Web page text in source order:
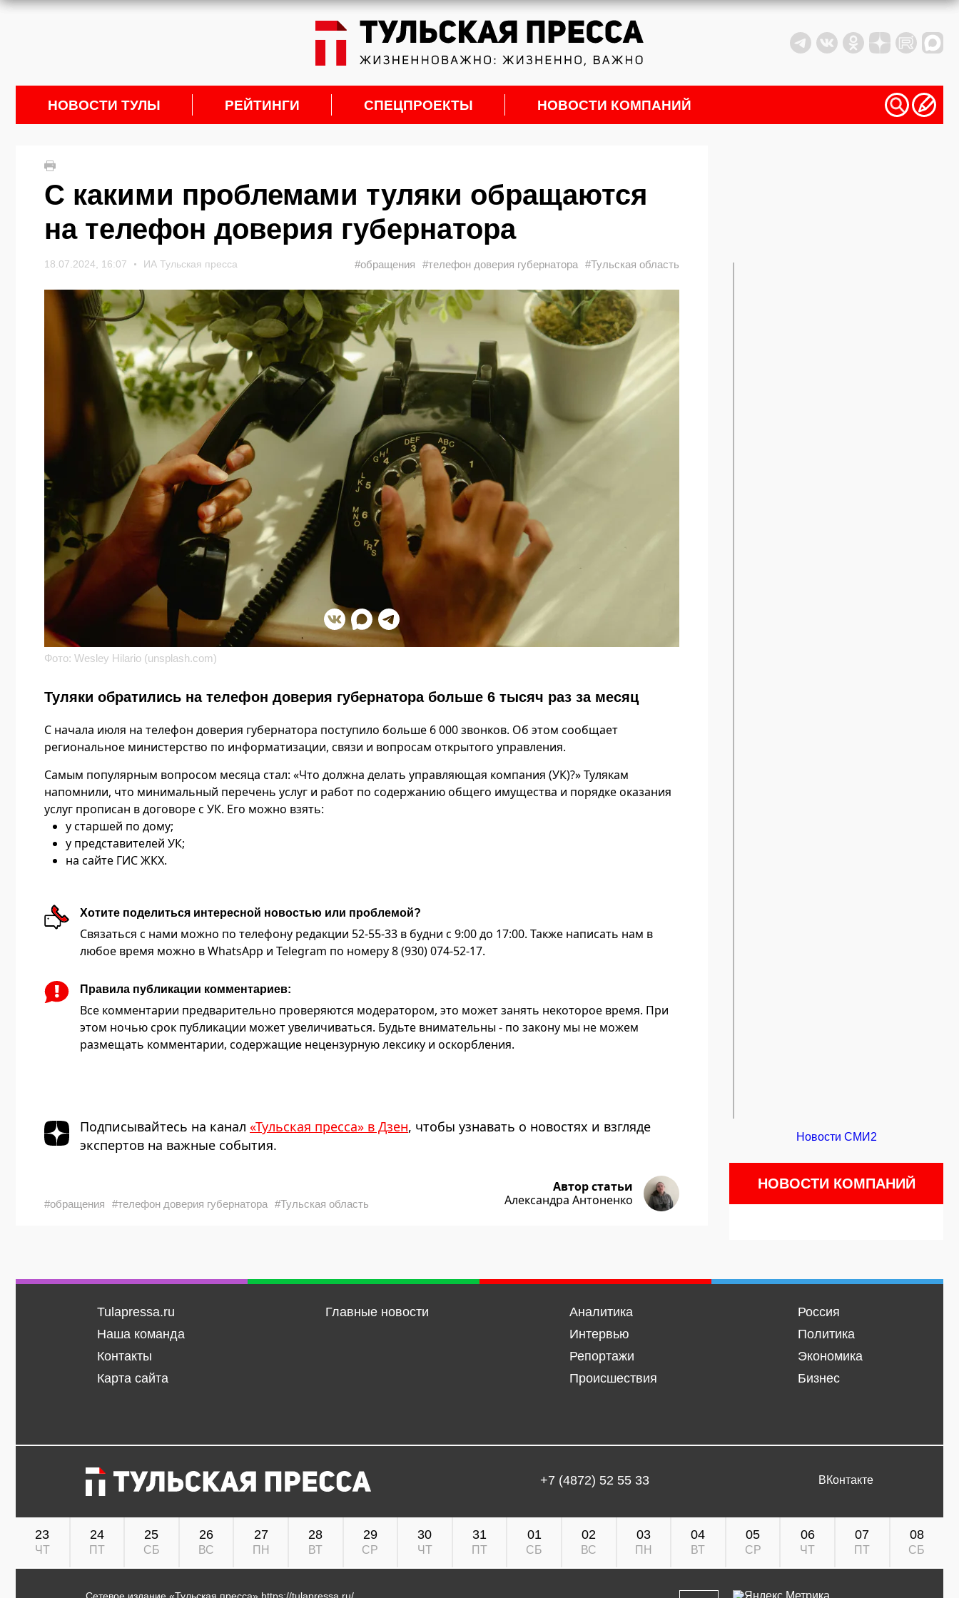
НОВОСТИ ТУЛЫ РЕЙТИНГИ СПЕЦПРОЕКТЫ НОВОСТИ КОМПАНИЙ
С какими проблемами туляки обращаются
на телефон доверия губернатора
18.07.2024, 16:07 ИА Тульская пресса #обращения #телефон доверия губернатора #Тульская область
Фото: Wesley Hilario (unsplash.com)
Туляки обратились на телефон доверия губернатора больше 6 тысяч раз за месяц
С начала июля на телефон доверия губернатора поступило больше 6 000 звонков. Об этом сообщает
региональное министерство по информатизации, связи и вопросам открытого управления.
Самым популярным вопросом месяца стал: «Что должна делать управляющая компания (УК)?» Тулякам
напомнили, что минимальный перечень услуг и работ по содержанию общего имущества и порядке оказания
услуг прописан в договоре с УК. Его можно взять:
у старшей по дому;
у представителей УК;
на сайте ГИС ЖКХ.
Хотите поделиться интересной новостью или проблемой?
Связаться с нами можно по телефону редакции 52-55-33 в будни с 9:00 до 17:00. Также написать нам в
любое время можно в WhatsApp и Telegram по номеру 8 (930) 074-52-17.
Правила публикации комментариев:
Все комментарии предварительно проверяются модератором, это может занять некоторое время. При
этом ночью срок публикации может увеличиваться. Будьте внимательны - по закону мы не можем
размещать комментарии, содержащие нецензурную лексику и оскорбления.
Подписывайтесь на канал «Тульская пресса» в Дзен, чтобы узнавать о новостях и взгляде
экспертов на важные события.
#обращения #телефон доверия губернатора #Тульская область
Автор статьи
Александра Антоненко
Новости СМИ2
НОВОСТИ КОМПАНИЙ
Tulapressa.ru
Наша команда
Контакты
Карта сайта
Главные новости
Аналитика
Интервью
Репортажи
Происшествия
Россия
Политика
Экономика
Бизнес
+7 (4872) 52 55 33 ВКонтакте
23
ЧТ
24
ПТ
25
СБ
26
ВС
27
ПН
28
ВТ
29
СР
30
ЧТ
31
ПТ
01
СБ
02
ВС
03
ПН
04
ВТ
05
СР
06
ЧТ
07
ПТ
08
СБ